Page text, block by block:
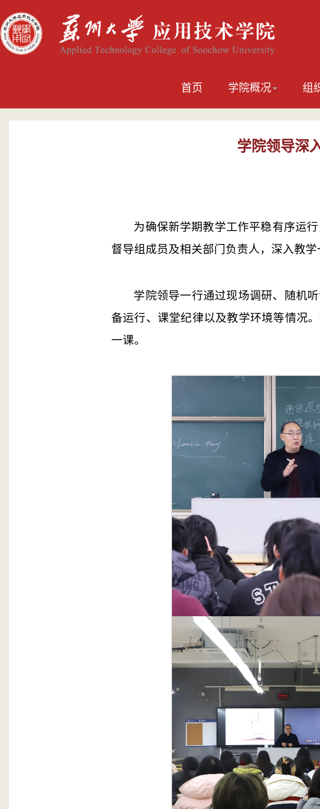
首页 学院概况 组
学院领导深
为确保新学期教学工作平稳有序运
督导组成员及相关部门负责人，深入教
学院领导一行通过现场调研、随机
备运行、课堂纪律以及教学环境等情况
一课。